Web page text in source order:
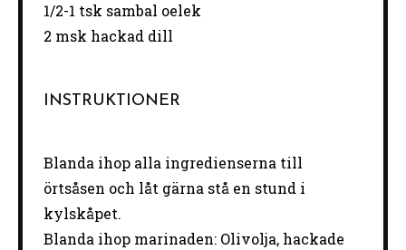
1/2-1 tsk sambal oelek
2 msk hackad dill
INSTRUKTIONER
Blanda ihop alla ingredienserna till
örtsåsen och låt gärna stå en stund i
kylskåpet.
Blanda ihop marinaden: Olivolja, hackade